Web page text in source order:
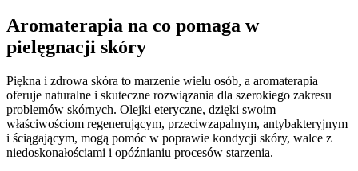
Aromaterapia na co pomaga w
pielęgnacji skóry
Piękna i zdrowa skóra to marzenie wielu osób, a aromaterapia
oferuje naturalne i skuteczne rozwiązania dla szerokiego zakresu
problemów skórnych. Olejki eteryczne, dzięki swoim
właściwościom regenerującym, przeciwzapalnym, antybakteryjnym
i ściągającym, mogą pomóc w poprawie kondycji skóry, walce z
niedoskonałościami i opóźnianiu procesów starzenia.